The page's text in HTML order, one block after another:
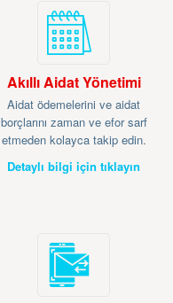
Akıllı Aidat Yönetimi
Aidat ödemelerini ve aidat
borçlarını zaman ve efor sarf
etmeden kolayca takip edin.
Detaylı bilgi için tıklayın